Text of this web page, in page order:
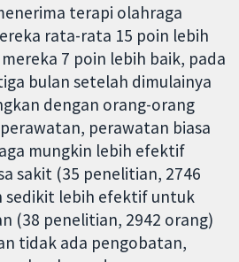
terapi olahraga
rata-rata 15 poin lebih
7 poin lebih baik, pada
bulan setelah dimulainya
dengan orang-orang
perawatan biasa
mungkin lebih efektif
sakit (35 penelitian, 2746
sedikit lebih efektif untuk
(38 penelitian, 2942 orang)
tidak ada pengobatan,